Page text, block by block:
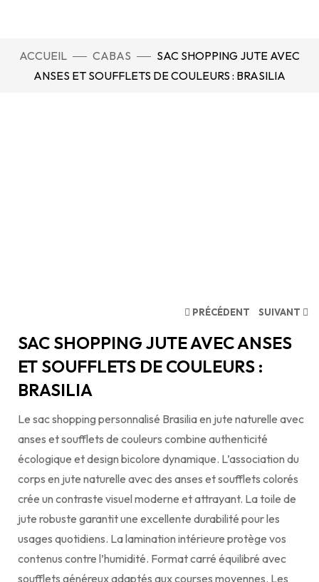
ACCUEIL CABAS
SAC SHOPPING JUTE AVEC
ANSES ET SOUFFLETS DE COULEURS : BRASILIA
PRÉCÉDENT SUIVANT
SAC SHOPPING JUTE AVEC ANSES
ET SOUFFLETS DE COULEURS :
BRASILIA
Le sac shopping personnalisé Brasilia en jute naturelle avec
anses et soufflets de couleurs combine authenticité
écologique et design bicolore dynamique. L’association du
corps en jute naturelle avec des anses et soufflets colorés
crée un contraste visuel moderne et attrayant. La toile de
jute robuste garantit une excellente durabilité pour les
usages quotidiens. La lamination intérieure protège vos
contenus contre l’humidité. Format carré équilibré avec
soufflets généreux adaptés aux courses moyennes. Les